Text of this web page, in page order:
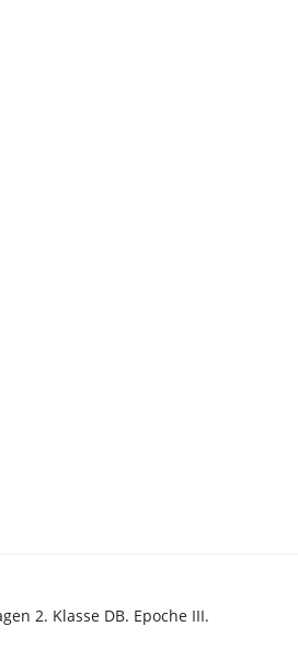
2. Klasse DB. Epoche III.